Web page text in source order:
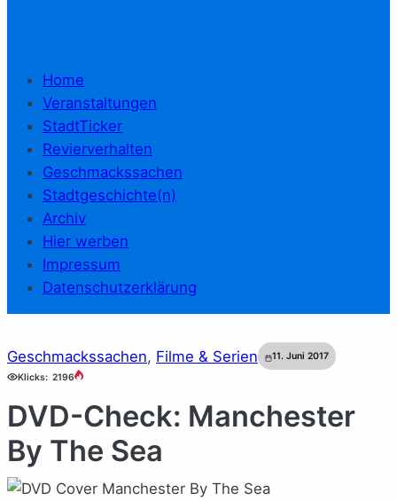
Home
Veranstaltungen
StadtTicker
Revierverhalten
Geschmackssachen
Stadtgeschichte(n)
Archiv
Hier werben
Impressum
Datenschutzerklärung
Geschmackssachen, Filme & Serien
11. Juni 2017
Klicks: 2196
DVD-Check: Manchester
By The Sea